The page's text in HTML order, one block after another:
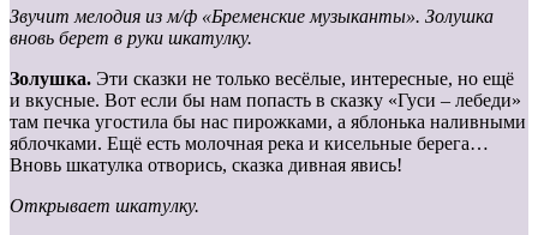
Звучит мелодия из м/ф «Бременские музыканты». Золушка
вновь берет в руки шкатулку.
Золушка. Эти сказки не только весёлые, интересные, но ещё
и вкусные. Вот если бы нам попасть в сказку «Гуси – лебеди»
там печка угостила бы нас пирожками, а яблонька наливными
яблочками. Ещё есть молочная река и кисельные берега…
Вновь шкатулка отворись, сказка дивная явись!
Открывает шкатулку.